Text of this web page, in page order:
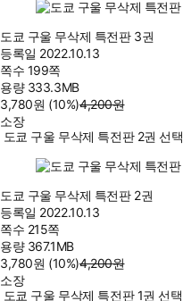
도쿄 구울 무삭제 특전판 3권
등록일 2022.10.13
쪽수 199쪽
용량 333.3MB
3,780원 (10%)4,200원
소장
도쿄 구울 무삭제 특전판 2권 선택
도쿄 구울 무삭제 특전판 2권
등록일 2022.10.13
쪽수 215쪽
용량 367.1MB
3,780원 (10%)4,200원
소장
도쿄 구울 무삭제 특전판 1권 선택